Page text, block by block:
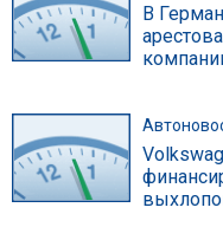
В